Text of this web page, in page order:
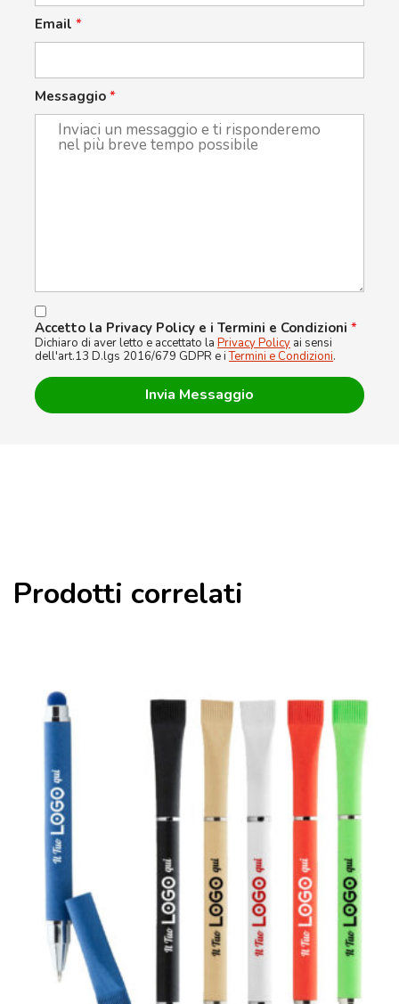
Email *
Messaggio *
Accetto la Privacy Policy e i Termini e Condizioni *
Dichiaro di aver letto e accettato la Privacy Policy ai sensi
dell'art.13 D.lgs 2016/679 GDPR e iTermini e Condizioni.
Prodotti correlati